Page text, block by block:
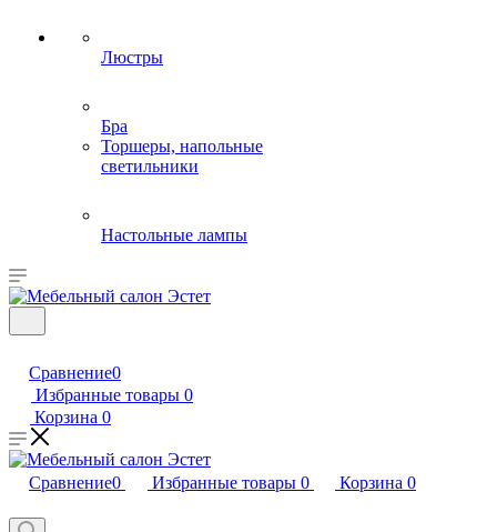
Люстры
Бра
Торшеры, напольные
светильники
Настольные лампы
Сравнение0
Избранные товары 0
Корзина 0
Сравнение0 Избранные товары 0 Корзина 0